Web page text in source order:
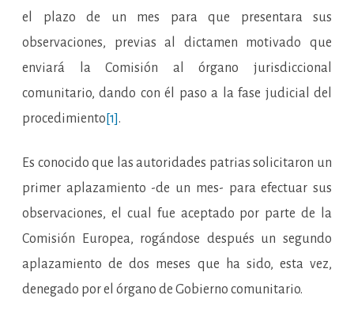
el plazo de un mes para que presentara sus
observaciones, previas al dictamen motivado que
enviará la Comisión al órgano jurisdiccional
comunitario, dando con él paso a la fase judicial del
procedimiento [1].
Es conocido que las autoridades patrias solicitaron un
primer aplazamiento -de un mes- para efectuar sus
observaciones, el cual fue aceptado por parte de la
Comisión Europea, rogándose después un segundo
aplazamiento de dos meses que ha sido, esta vez,
denegado por el órgano de Gobierno comunitario.